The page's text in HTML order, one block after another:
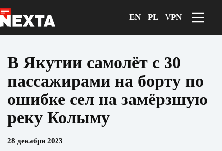
к
сути
EN PL VPN
В Якутии самолёт с 30
пассажирами на борту по
ошибке сел на замёрзшую
реку Колыму
28 декабря 2023